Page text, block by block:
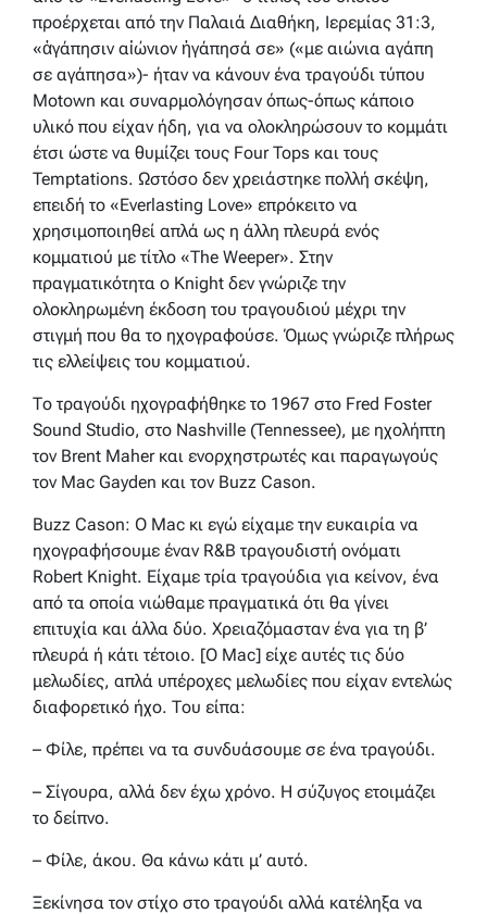
προέρχεται από την Παλαιά Διαθήκη, Ιερεμίας 31:3,
«ἀγάπησιν αἰώνιον ἠγάπησά σε» («με αιώνια αγάπη
σε αγάπησα»)- ήταν να κάνουν ένα τραγούδι τύπου
Motown και συναρμολόγησαν όπως-όπως κάποιο
υλικό που είχαν ήδη, για να ολοκληρώσουν το κομμάτι
έτσι ώστε να θυμίζει τους Four Tops και τους
Temptations. Ωστόσο δεν χρειάστηκε πολλή σκέψη,
επειδή το «Everlasting Love» επρόκειτο να
χρησιμοποιηθεί απλά ως η άλλη πλευρά ενός
κομματιού με τίτλο «The Weeper». Στην
πραγματικότητα ο Knight δεν γνώριζε την
ολοκληρωμένη έκδοση του τραγουδιού μέχρι την
στιγμή που θα το ηχογραφούσε. Όμως γνώριζε πλήρως
τις ελλείψεις του κομματιού.
Το τραγούδι ηχογραφήθηκε το 1967 στο Fred Foster
Sound Studio, στο Nashville (Tennessee), με ηχολήπτη
τον Brent Maher και ενορχηστρωτές και παραγωγούς
τον Mac Gayden και τον Buzz Cason.
Buzz Cason: Ο Mac κι εγώ είχαμε την ευκαιρία να
ηχογραφήσουμε έναν R&B τραγουδιστή ονόματι
Robert Knight. Είχαμε τρία τραγούδια για κείνον, ένα
από τα οποία νιώθαμε πραγματικά ότι θα γίνει
επιτυχία και άλλα δύο. Χρειαζόμασταν ένα για τη β’
πλευρά ή κάτι τέτοιο. [Ο Mac] είχε αυτές τις δύο
μελωδίες, απλά υπέροχες μελωδίες που είχαν εντελώς
διαφορετικό ήχο. Του είπα:
– Φίλε, πρέπει να τα συνδυάσουμε σε ένα τραγούδι.
– Σίγουρα, αλλά δεν έχω χρόνο. Η σύζυγος ετοιμάζει
το δείπνο.
– Φίλε, άκου. Θα κάνω κάτι μ’ αυτό.
Ξεκίνησα τον στίχο στο τραγούδι αλλά κατέληξα να